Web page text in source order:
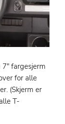
fargesjerm
for alle
(Skjerm er
T-